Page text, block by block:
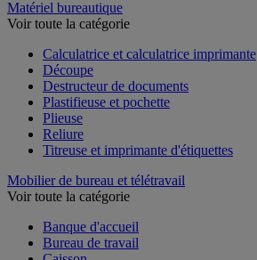
Matériel bureautique
Voir toute la catégorie
Calculatrice et calculatrice imprimante
Découpe
Destructeur de documents
Plastifieuse et pochette
Plieuse
Reliure
Titreuse et imprimante d'étiquettes
Mobilier de bureau et télétravail
Voir toute la catégorie
Banque d'accueil
Bureau de travail